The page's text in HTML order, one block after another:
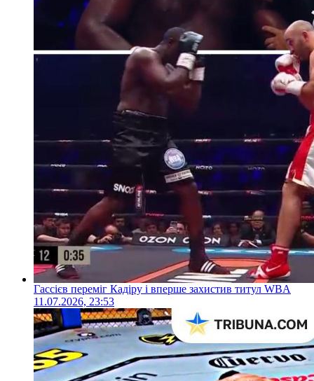
Гассієв переміг Кадіру і вперше захистив титул WBA
11.07.2026, 23:53